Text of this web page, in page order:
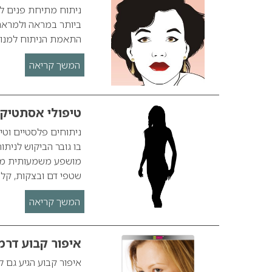
ניתוח מתיחת פנים
ביותר במראה
התאמת הניתוח
המשך קריאה
טיפולי
ניתוחים פלסטיים
בו גובר הביקוש
מושפע משמעותית
שטפי דם ובצקות,
המשך קריאה
איפור קבוע
איפור קבוע הגיע